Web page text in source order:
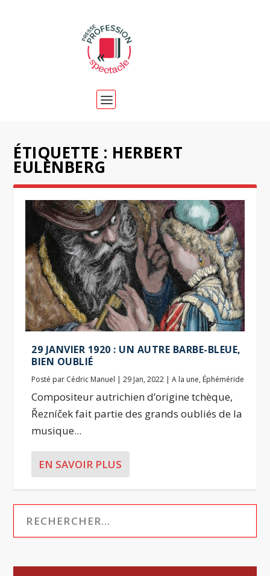
ÉTIQUETTE : HERBERT
EULENBERG
29 JANVIER 1920 : UN AUTRE BARBE-BLEUE,
BIEN OUBLIÉ
Posté par Cédric Manuel |29 Jan, 2022 |A la une, Éphéméride
Compositeur autrichien d’origine tchèque,
Řezníček fait partie des grands oubliés de la
musique...
EN SAVOIR PLUS